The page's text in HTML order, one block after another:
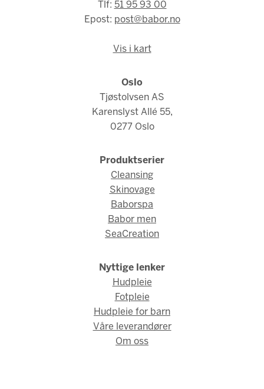
Tlf: 51 95 93 00
Epost: post@babor.no
Vis i kart
Oslo
Tjøstolvsen AS
Karenslyst Allé 55,
0277 Oslo
Produktserier
Cleansing
Skinovage
Baborspa
Babor men
SeaCreation
Nyttige lenker
Hudpleie
Fotpleie
Hudpleie for barn
Våre leverandører
Om oss